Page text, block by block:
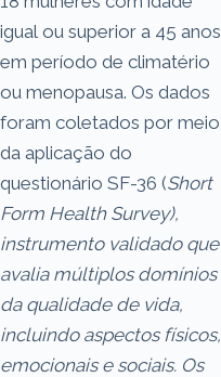
igual ou superior a 45 anos,
em período de climatério
ou menopausa. Os dados
foram coletados por meio
da aplicação do
questionário SF-36 (Short
Form Health Survey),
instrumento validado que
avalia múltiplos domínios
da qualidade de vida,
incluindo aspectos físicos,
emocionais e sociais. Os